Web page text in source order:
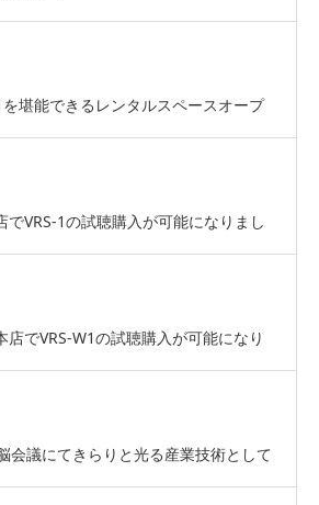
を堪能できるレンタルスペースオープ
でVRS-1の試聴購入が可能になりまし
店でVRS-W1の試聴購入が可能になり
会議にてきらりと光る産業技術として